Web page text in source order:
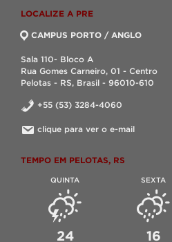
LOCALIZE A PRE
CAMPUS PORTO / ANGLO
Sala 110- Bloco A
Rua Gomes Carneiro, 01 - Centro
Pelotas - RS, Brasil - 96010-610
+55 (53) 3284-4060
clique para ver o e-mail
TEMPO EM PELOTAS, RS
QUINTA
24
SEXTA
16